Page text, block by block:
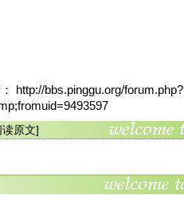
http://bbs.pinggu.org/forum.php?
读原文]